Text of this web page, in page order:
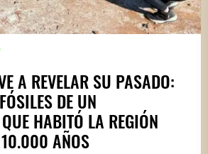
A REVELAR SU PASADO:
DE UN
HABITÓ LA REGIÓN
AÑOS